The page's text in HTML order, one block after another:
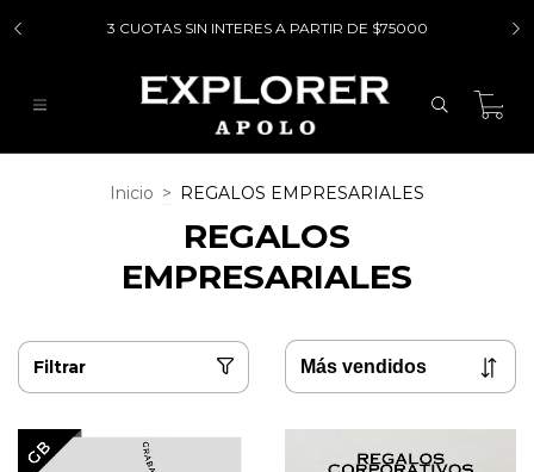
3 CUOTAS SIN INTERES A PARTIR DE $75000
Inicio > REGALOS EMPRESARIALES
REGALOS
EMPRESARIALES
Filtrar